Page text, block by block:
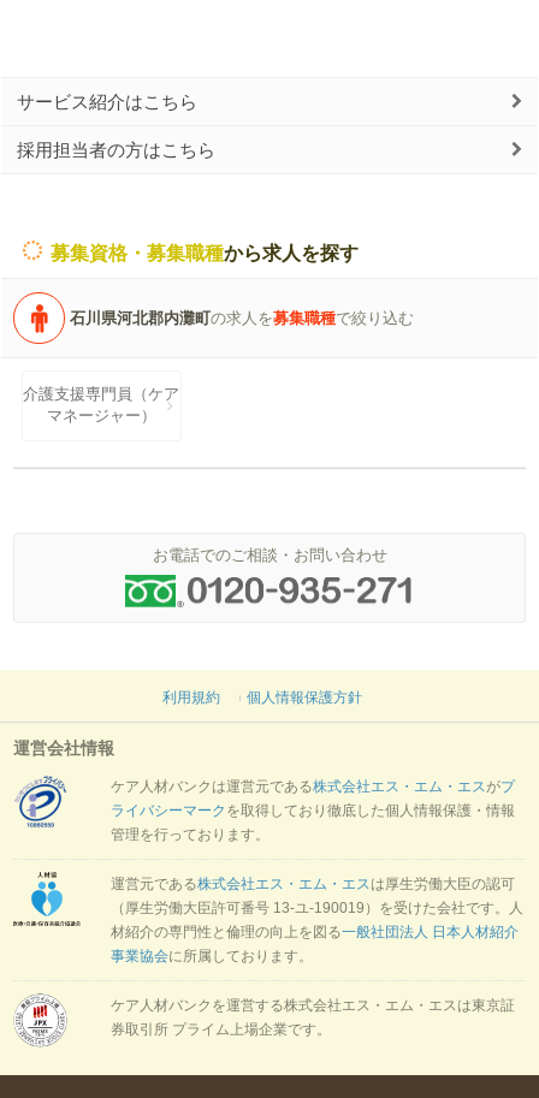
サービス紹介はこちら
採用担当者の方はこちら
募集資格・募集職種から求人を探す
石川県河北郡内灘町の求人を募集職種で絞り込む
介護支援専門員（ケア
マネージャー）
お電話でのご相談・お問い合わせ
利用規約 個人情報保護方針
運営会社情報
ケア人材バンクは運営元である株式会社エス・エム・エスがプ
ライバシーマーク を取得しており徹底した個人情報保護・情報
管理を行っております。
運営元である株式会社エス・エム・エスは厚生労働大臣の認可
（厚生労働大臣許可番号 13-ユ-190019）を受けた会社です。人
材紹介の専門性と倫理の向上を図る一般社団法人 日本人材紹介
事業協会に所属しております。
ケア人材バンクを運営する株式会社エス・エム・エスは東京証
券取引所 プライム上場企業です。